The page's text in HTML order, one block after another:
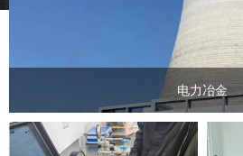
电力冶金